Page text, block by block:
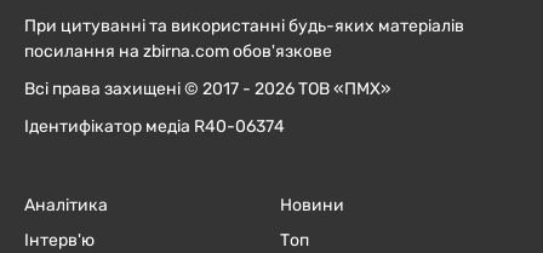
При цитуванні та використанні будь-яких матеріалів
посилання на zbirna.com обов'язкове
Всі права захищені © 2017 - 2026 ТОВ «ПМХ»
Ідентифікатор медіа R40-06374
Аналітика
Інтерв'ю
Новини
Топ